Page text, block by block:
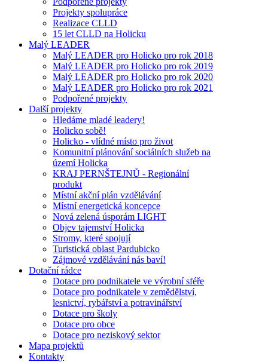
Projekty spolupráce
Realizace CLLD
15 let CLLD na Holicku
Malý LEADER
Malý LEADER pro Holicko pro rok 2018
Malý LEADER pro Holicko pro rok 2019
Malý LEADER pro Holicko pro rok 2020
Malý LEADER pro Holicko pro rok 2021
Podpořené projekty
Další projekty
Hledáme mladé leadery!
Holicko sobě!
Holicko - vlídné místo pro život
Komunitní plánování sociálních služeb na
území Holicka
KRAJ PERNŠTEJNŮ - Regionální
produkt
Místní akční plán vzdělávání
Místní energetická koncepce
Nová zelená úsporám LIGHT
Objev tajemství Holicka
Stromy, které spojují
Turistická oblast Pardubicko
Zájmové vzdělávání nás baví!
Dotační rádce
Dotace pro podnikatele ve výrobní sféře
Dotace pro podnikatele v zemědělství,
lesnictví, rybářství a potravinářství
Dotace pro školy
Dotace pro obce
Dotace pro neziskový sektor
Mapa projektů
Kontakty